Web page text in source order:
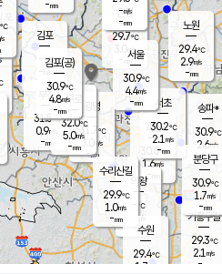
과천
30.0℃
1.6m/s
- mm
-mm
의왕
- ℃
m/s
mm
김포
- ℃
-m/s
mm
광명
31.7 ℃
3.0 m/s
-mm
부천
31.5℃
0.9m/s
-mm
s
구로
32.0℃
5.0m/s
-mm
은평
29.7℃
3.0 m/s
- mm
노원
29.4℃
2.9m/s
-mm
송파*
30.9℃
2.6m/s
-mm
서초
30.2℃
2.1 m/s
-mm
기흥구갈
29.3℃
2.1 m/s
-
수리산길
29.9℃
1.0m/s
-mm
분당구
30.9℃
1.7m/s
-mm
-m/s
-mm
김포(공)
30.9℃
4.8m/s
-mm
수원
29.4℃
1.7 m/s
서울
30.9℃
4.4m/s
-mm